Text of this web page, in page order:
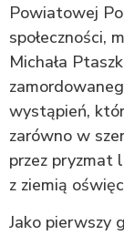
Powiatowej
społeczności,
Michała
wystąpień,
zarówno w
przez pryzmat
z ziemią
Jako pierwszy